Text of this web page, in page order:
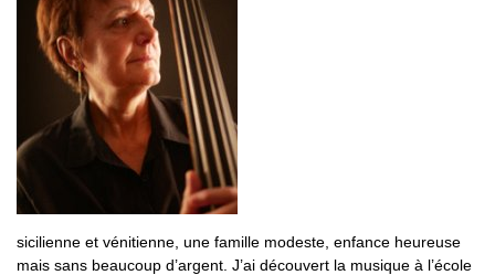
sicilienne et vénitienne, une famille modeste, enfance heureuse
mais sans beaucoup d’argent. J’ai découvert la musique à l’école